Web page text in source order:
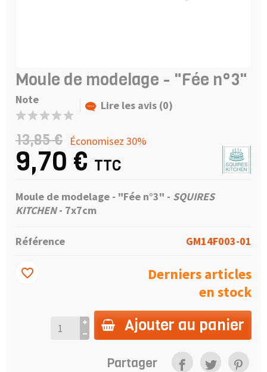
Moule de modelage - "Fée n°3"
Note Lire les avis (0)
13,85 € Économisez 30%
9,70 € TTC
Moule de modelage - "Fée n°3" - SQUIRES
KITCHEN- 7x7cm
Référence GM14F003-01
Derniers articles
en stock
Ajouter au panier
favorite_border
Partager